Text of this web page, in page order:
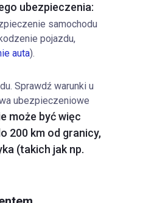
ubezpieczenia:
samochodu
pojazdu,
auta).
Sprawdź warunki u
ubezpieczeniowe
może być więc
200 km od granicy,
(takich jak np.